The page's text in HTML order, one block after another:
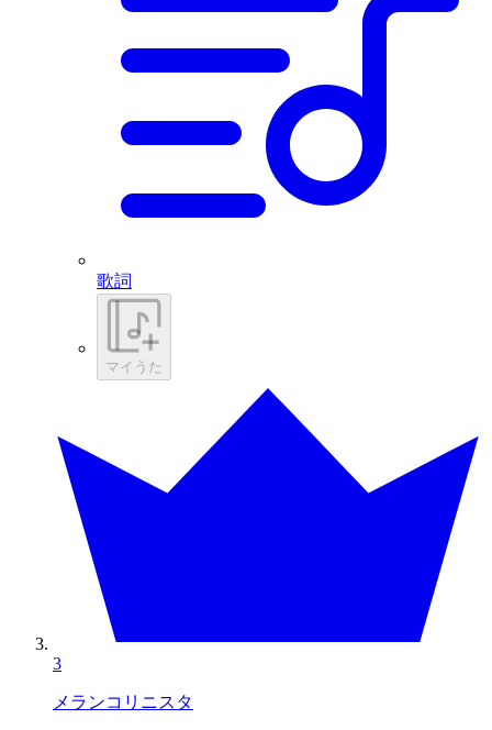
歌詞
マイうた
3
メランコリニスタ